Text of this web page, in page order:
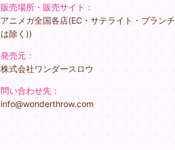
販売場所・販売サイト：
アニメガ全国各店(EC・サテライト・ブランチ
は除く))
発売元：
株式会社ワンダースロウ
問い合わせ先：
info@wonderthrow.com